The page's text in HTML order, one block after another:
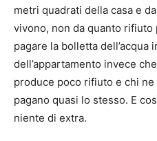
metri quadrati della casa e
vivono, non da quanto rifiuto
pagare la bolletta dell’acqua
dell’appartamento invece
produce poco rifiuto e chi
pagano quasi lo stesso. E
niente di extra.